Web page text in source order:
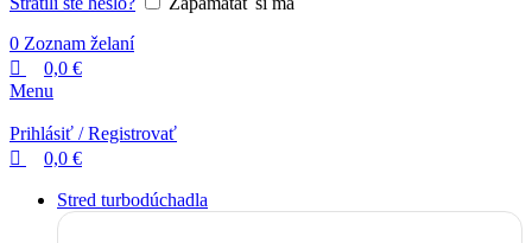
0 Zoznam želaní
0,0 €
Menu
Prihlásiť / Registrovať
0,0 €
Stred turbodúchadla